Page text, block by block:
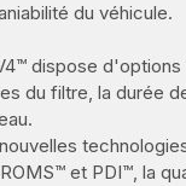
du véhicule.
dispose
du filtre, la durée
et PDI™, la